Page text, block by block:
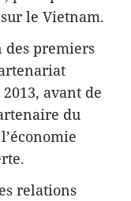
le Vietnam.
des premiers
avant de
du
relations